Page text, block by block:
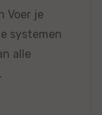
Voer je
systemen
alle